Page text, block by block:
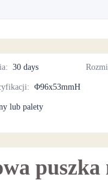
: 30 days
: Φ96x53mmH
lub palety
puszka